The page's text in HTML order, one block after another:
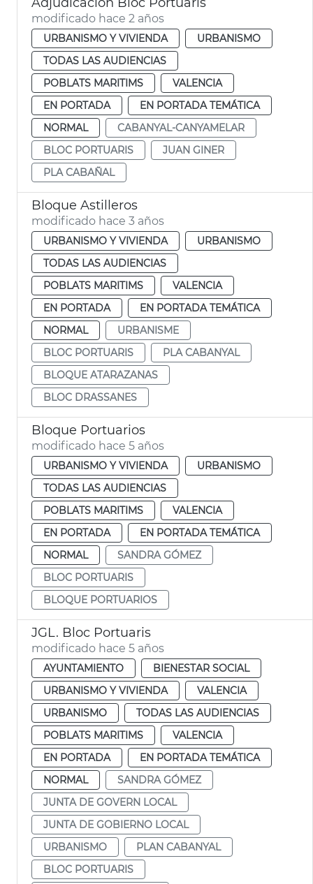
modificado hace 2 años
URBANISMO Y VIVIENDA
URBANISMO
TODAS LAS AUDIENCIAS
POBLATS MARITIMS
VALENCIA
EN PORTADA
EN PORTADA TEMÁTICA
NORMAL
CABANYAL-CANYAMELAR
BLOC PORTUARIS
JUAN GINER
PLA CABAÑAL
Bloque Astilleros
modificado hace 3 años
URBANISMO Y VIVIENDA
URBANISMO
TODAS LAS AUDIENCIAS
POBLATS MARITIMS
VALENCIA
EN PORTADA
EN PORTADA TEMÁTICA
NORMAL
URBANISME
BLOC PORTUARIS
PLA CABANYAL
BLOQUE ATARAZANAS
BLOC DRASSANES
Bloque Portuarios
modificado hace 5 años
URBANISMO Y VIVIENDA
URBANISMO
TODAS LAS AUDIENCIAS
POBLATS MARITIMS
VALENCIA
EN PORTADA
EN PORTADA TEMÁTICA
NORMAL
SANDRA GÓMEZ
BLOC PORTUARIS
BLOQUE PORTUARIOS
JGL. Bloc Portuaris
modificado hace 5 años
AYUNTAMIENTO
BIENESTAR SOCIAL
URBANISMO Y VIVIENDA
VALENCIA
URBANISMO
TODAS LAS AUDIENCIAS
POBLATS MARITIMS
VALENCIA
EN PORTADA
EN PORTADA TEMÁTICA
NORMAL
SANDRA GÓMEZ
JUNTA DE GOVERN LOCAL
JUNTA DE GOBIERNO LOCAL
URBANISMO
PLAN CABANYAL
BLOC PORTUARIS